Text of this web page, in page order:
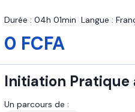
Durée : 04h 01min Langue :
0 FCFA
Initiation Pratique
Un parcours de :